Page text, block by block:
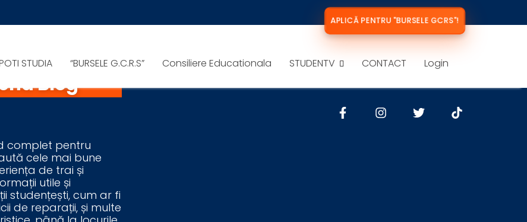
APLICĂ PENTRU "BURSELE GCRS"!
STUDIA “BURSELE G.C.R.S” Consiliere Educationala STUDENTV CONTACT Login
Blog”
complet pentru
cele mai bune
de trai și
utile și
studențești, cum ar fi
de reparații, și multe